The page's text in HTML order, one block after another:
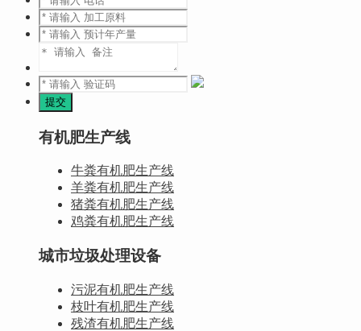
有机肥生产线
牛粪有机肥生产线
羊粪有机肥生产线
猪粪有机肥生产线
鸡粪有机肥生产线
城市垃圾处理设备
污泥有机肥生产线
枝叶有机肥生产线
残渣有机肥生产线